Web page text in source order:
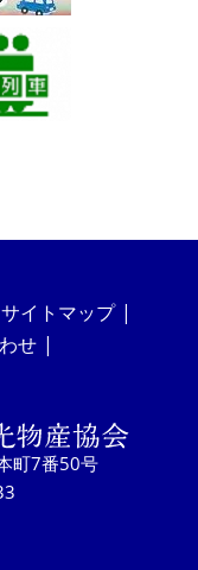
サイトマップ
せ
町7番50号